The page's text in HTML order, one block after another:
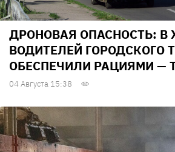
ДРОНОВАЯ ОПАСНОСТЬ: В
ВОДИТЕЛЕЙ ГОРОДСКОГО
ОБЕСПЕЧИЛИ РАЦИЯМИ —
04 Августа 15:38